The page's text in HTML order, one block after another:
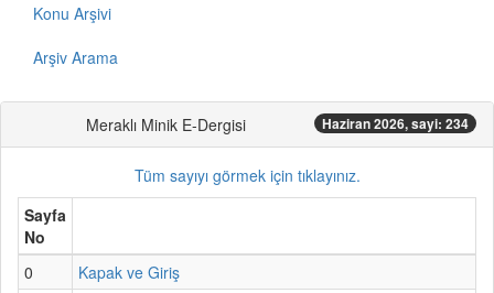
Konu Arşivi
Arşiv Arama
Meraklı Minik E-Dergisi Haziran 2026, sayi: 234
Tüm sayıyı görmek için tıklayınız.
Sayfa
No
0
Kapak ve Giriş